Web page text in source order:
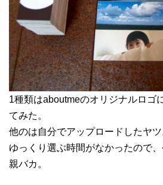
1種類はaboutmeのオリジナルロゴ
てみた。
他のは自分でアップロードしたヤツ
ゆっくり選ぶ時間がなかったので
親バカ。